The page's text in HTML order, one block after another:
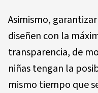
Asimismo,
diseñen con la
transparencia, de
niñas tengan la
mismo tiempo que